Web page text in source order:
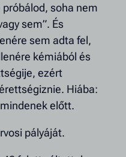
soha nem
sem”. És
sem adta fel,
kémiából és
ezért
Hiába:
előtt.
pályáját.